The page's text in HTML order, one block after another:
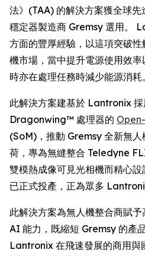
法》(TAA) 的解決方案獲全球先
穩定器製造商 Gremsy 選用。
方面的豐厚經驗，以這項突破
機市場，當中提升電源使用效
時亦在處理任務時減少能源消耗。
此解決方案建基於 Lantronix
Dragonwing™ 處理器的
(SoM)，推動 Gremsy 全新無
荷，專為無縫整合 Teledyne
雙模熱成像可見光相機而精心
已正式投產，正為眾多
此解決方案為無人機整合商賦
AI 能力，既縮短 Gremsy 的產
Lantronix 在飛速發展的商用與